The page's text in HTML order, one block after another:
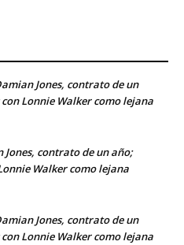
Jones, contrato de un
Lonnie Walker como lejana
contrato de un año;
Walker como lejana
Jones, contrato de un
Lonnie Walker como lejana